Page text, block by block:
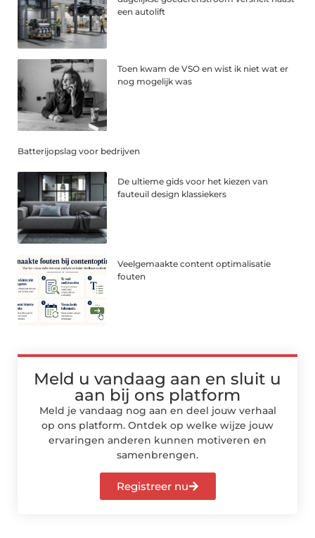
een autolift
Toen kwam de VSO en wist ik niet wat er
nog mogelijk was
Batterijopslag voor bedrijven
De ultieme gids voor het kiezen van
fauteuil design klassiekers
Veelgemaakte content optimalisatie
fouten
Meld u vandaag aan en sluit u
aan bij ons platform
Meld je vandaag nog aan en deel jouw verhaal
op ons platform. Ontdek op welke wijze jouw
ervaringen anderen kunnen motiveren en
samenbrengen.
Registreer nu